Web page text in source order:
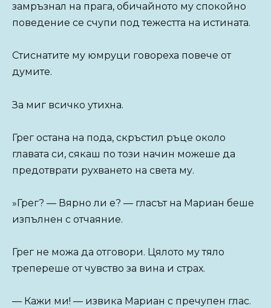
замръзнал на прага, обичайното му спокойно
поведение се счупи под тежестта на истината.
Стиснатите му юмруци говореха повече от
думите.
За миг всичко утихна.
Грег остана на пода, скръстил ръце около
главата си, сякаш по този начин можеше да
предотврати рухването на света му.
»Грег? — Вярно ли е? — гласът на Мариан беше
изпълнен с отчаяние.
Грег не можа да отговори. Цялото му тяло
трепереше от чувство за вина и страх.
— Кажи ми! — извика Мариан с пречупен глас.